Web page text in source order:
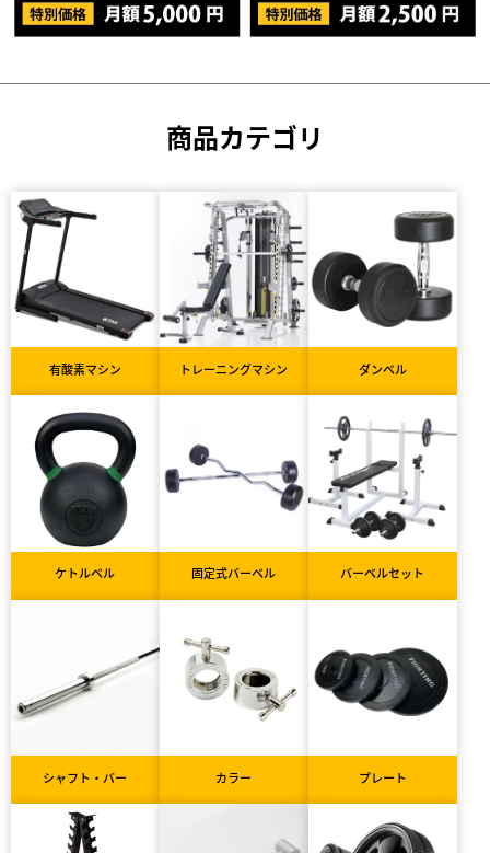
商品カテゴリ
有酸素マシン トレーニングマシン ダンベル
ケトルベル 固定式バーベル バーベルセット
シャフト・バー カラー プレート